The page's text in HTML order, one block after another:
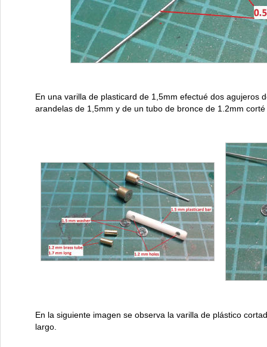
En una varilla de plasticard de 1,5mm efectué dos agujeros
arandelas de 1,5mm y de un tubo de bronce de 1.2mm
En la siguiente imagen se observa la varilla de plástico
largo.